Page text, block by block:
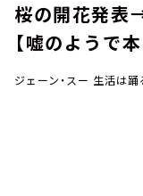
桜の開花発表
【嘘のようで
ジェーン・スー 生活は踊